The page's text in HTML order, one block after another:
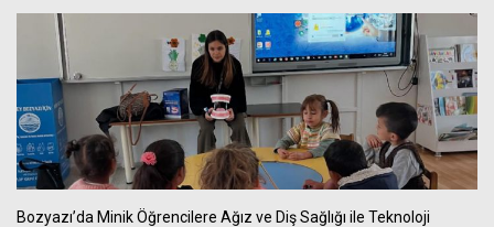
Bozyazı’da Minik Öğrencilere Ağız ve Diş Sağlığı ile Teknoloji